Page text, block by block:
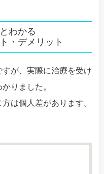
わかる
・デメリット
が、実際に治療を受け
りました。
は個人差があります。